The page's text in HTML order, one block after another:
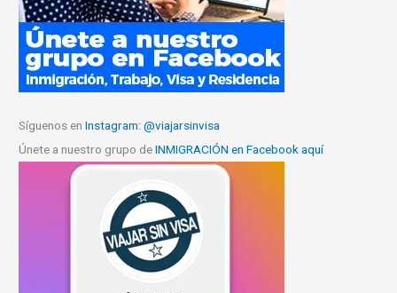
Síguenos enInstagram: @viajarsinvisa
Únete a nuestro grupo deINMIGRACIÓN en Facebook aquí